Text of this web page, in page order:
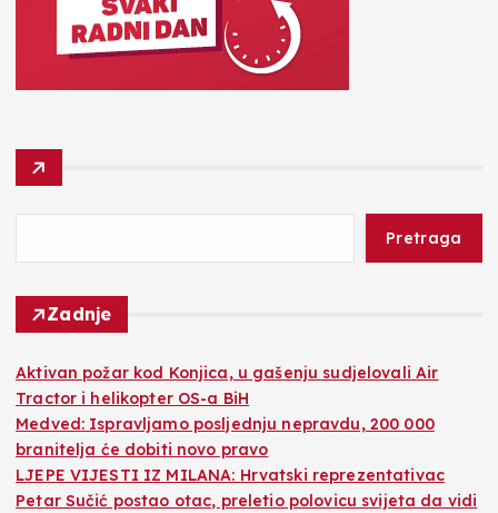
Pretraga
Zadnje
Aktivan požar kod Konjica, u gašenju sudjelovali Air
Tractor i helikopter OS-a BiH
Medved: Ispravljamo posljednju nepravdu, 200 000
branitelja će dobiti novo pravo
LJEPE VIJESTI IZ MILANA: Hrvatski reprezentativac
Petar Sučić postao otac, preletio polovicu svijeta da vidi